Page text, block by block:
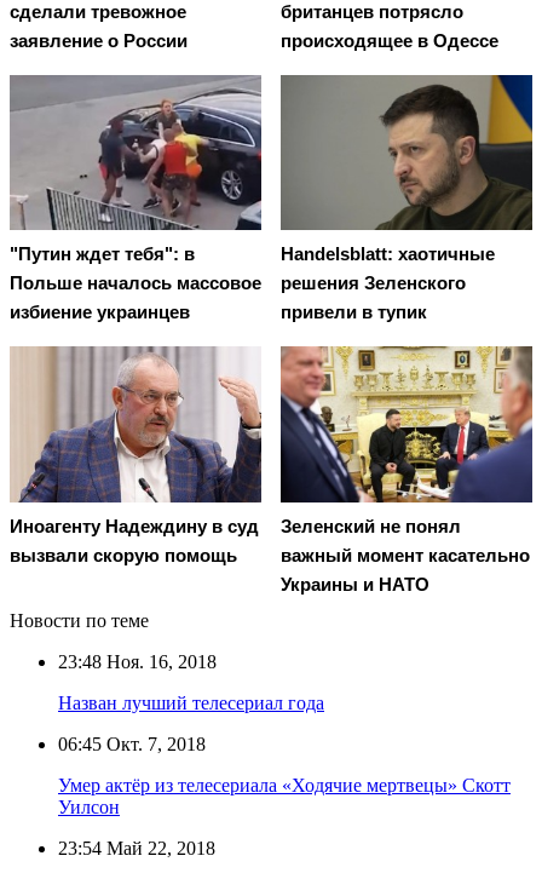
сделали тревожное
заявление о России
британцев потрясло
происходящее в Одессе
"Путин ждет тебя": в
Польше началось массовое
избиение украинцев
Handelsblatt: хаотичные
решения Зеленского
привели в тупик
Иноагенту Надеждину в суд
вызвали скорую помощь
Зеленский не понял
важный момент касательно
Украины и НАТО
Новости по теме
23:48 Ноя. 16, 2018
Назван лучший телесериал года
06:45 Окт. 7, 2018
Умер актёр из телесериала «Ходячие мертвецы» Скотт
Уилсон
23:54 Май 22, 2018